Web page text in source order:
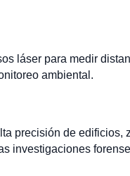
láser para medir
ambiental.
precisión de edificios,
investigaciones